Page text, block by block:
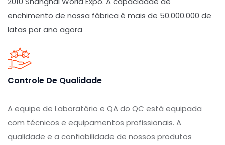
enchimento de nossa fábrica é mais de 50.000.000 de
latas por ano agora
Controle De Qualidade
A equipe de Laboratório e QA do QC está equipada
com técnicos e equipamentos profissionais. A
qualidade e a confiabilidade de nossos produtos